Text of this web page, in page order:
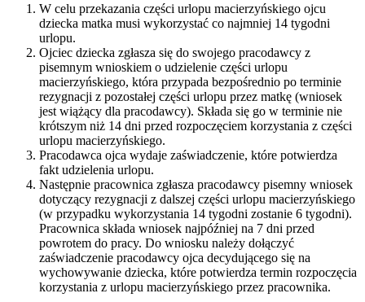
W celu przekazania części urlopu macierzyńskiego ojcu
dziecka matka musi wykorzystać co najmniej 14 tygodni
urlopu.
Ojciec dziecka zgłasza się do swojego pracodawcy z
pisemnym wnioskiem o udzielenie części urlopu
macierzyńskiego, która przypada bezpośrednio po terminie
rezygnacji z pozostałej części urlopu przez matkę (wniosek
jest wiążący dla pracodawcy). Składa się go w terminie nie
krótszym niż 14 dni przed rozpoczęciem korzystania z części
urlopu macierzyńskiego.
Pracodawca ojca wydaje zaświadczenie, które potwierdza
fakt udzielenia urlopu.
Następnie pracownica zgłasza pracodawcy pisemny wniosek
dotyczący rezygnacji z dalszej części urlopu macierzyńskiego
(w przypadku wykorzystania 14 tygodni zostanie 6 tygodni).
Pracownica składa wniosek najpóźniej na 7 dni przed
powrotem do pracy. Do wniosku należy dołączyć
zaświadczenie pracodawcy ojca decydującego się na
wychowywanie dziecka, które potwierdza termin rozpoczęcia
korzystania z urlopu macierzyńskiego przez pracownika.